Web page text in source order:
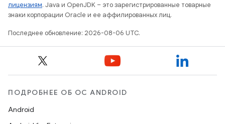
лицензиям. Java и OpenJDK – это зарегистрированные товарные
знаки корпорации Oracle и ее аффилированных лиц.
Последнее обновление: 2026-08-06 UTC.
ПОДРОБНЕЕ ОБ ОС ANDROID
Android